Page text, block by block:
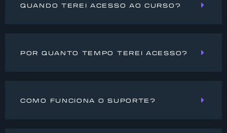
QUANDO TEREI ACESSO AO CURSO?
POR QUANTO TEMPO TEREI ACESSO?
COMO FUNCIONA O SUPORTE?